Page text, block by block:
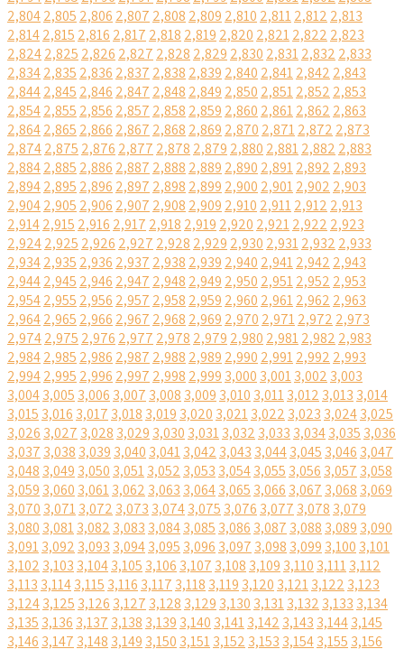
2,8042,805 2,806 2,807 2,808 2,809 2,810 2,8112,812 2,813
2,8142,815 2,816 2,817 2,818 2,819 2,820 2,8212,822 2,823
2,8242,825 2,826 2,827 2,828 2,829 2,830 2,8312,832 2,833
2,8342,835 2,836 2,837 2,838 2,839 2,840 2,8412,842 2,843
2,8442,845 2,846 2,847 2,848 2,849 2,850 2,8512,852 2,853
2,8542,855 2,856 2,857 2,858 2,859 2,860 2,8612,862 2,863
2,8642,865 2,866 2,867 2,868 2,869 2,870 2,8712,872 2,873
2,8742,875 2,876 2,877 2,878 2,879 2,880 2,8812,882 2,883
2,8842,885 2,886 2,887 2,888 2,889 2,890 2,8912,892 2,893
2,8942,895 2,896 2,897 2,898 2,899 2,900 2,9012,902 2,903
2,9042,905 2,906 2,907 2,908 2,909 2,910 2,9112,912 2,913
2,9142,915 2,916 2,917 2,918 2,919 2,920 2,9212,922 2,923
2,9242,925 2,926 2,927 2,928 2,929 2,930 2,9312,932 2,933
2,9342,935 2,936 2,937 2,938 2,939 2,940 2,9412,942 2,943
2,9442,945 2,946 2,947 2,948 2,949 2,950 2,9512,952 2,953
2,9542,955 2,956 2,957 2,958 2,959 2,960 2,9612,962 2,963
2,9642,965 2,966 2,967 2,968 2,969 2,970 2,9712,972 2,973
2,9742,975 2,976 2,977 2,978 2,979 2,980 2,9812,982 2,983
2,9842,985 2,986 2,987 2,988 2,989 2,990 2,9912,992 2,993
2,9942,995 2,996 2,997 2,998 2,999 3,000 3,0013,002 3,003
3,0043,005 3,006 3,007 3,008 3,009 3,010 3,0113,012 3,013 3,014
3,015 3,016 3,017 3,018 3,019 3,020 3,0213,022 3,023 3,0243,025
3,026 3,027 3,028 3,029 3,030 3,0313,032 3,033 3,0343,035 3,036
3,037 3,038 3,039 3,040 3,0413,042 3,043 3,0443,045 3,046 3,047
3,048 3,049 3,050 3,0513,052 3,053 3,0543,055 3,056 3,057 3,058
3,059 3,060 3,0613,062 3,063 3,0643,065 3,066 3,067 3,068 3,069
3,070 3,0713,072 3,073 3,0743,075 3,076 3,077 3,078 3,079
3,080 3,0813,082 3,083 3,0843,085 3,086 3,087 3,088 3,089 3,090
3,0913,092 3,093 3,0943,095 3,096 3,097 3,098 3,099 3,100 3,101
3,102 3,103 3,1043,105 3,106 3,107 3,108 3,109 3,110 3,1113,112
3,113 3,1143,115 3,116 3,117 3,118 3,119 3,120 3,1213,122 3,123
3,1243,125 3,126 3,127 3,128 3,129 3,130 3,1313,132 3,133 3,134
3,135 3,136 3,137 3,138 3,139 3,140 3,1413,142 3,143 3,1443,145
3,146 3,147 3,148 3,149 3,150 3,1513,152 3,153 3,1543,155 3,156